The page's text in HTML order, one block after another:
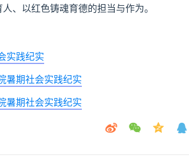
、以红色铸魂育德的担当与作为。
实践纪实
暑期社会实践纪实
暑期社会实践纪实